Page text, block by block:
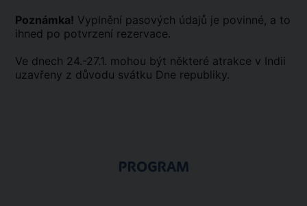
Poznámka! Vyplnění pasových údajů je povinné, a to
ihned po potvrzení rezervace.
Ve dnech 24.-27.1. mohou být některé atrakce v Indii
uzavřeny z důvodu svátku Dne republiky.
PROGRAM